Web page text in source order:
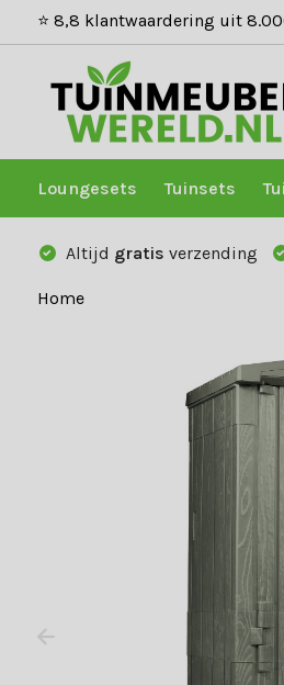
⭐ 8,8 klantwaardering uit
Loungesets Tuinsets
Altijd gratis verzending
Home